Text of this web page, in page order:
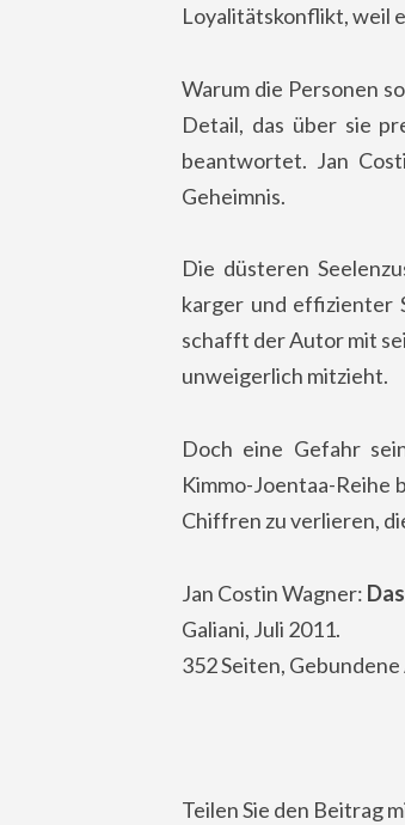
Loyalitätskonflikt, weil
Warum die Personen
Detail, das über sie
beantwortet. Jan
Geheimnis.
Die düsteren
karger und effizienter
schafft der Autor mit
unweigerlich mitzieht.
Doch eine Gefahr
Kimmo-Joentaa-Reihe
Chiffren zu verlieren,
Jan Costin Wagner:
Galiani, Juli 2011.
352 Seiten,
Teilen Sie den Beitrag